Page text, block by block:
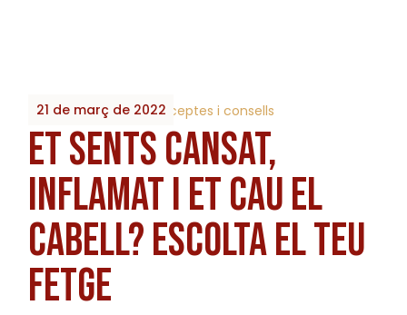
21 de març de 2022
By 2023_Biobrots Receptes i consells
ET SENTS CANSAT,
INFLAMAT I ET CAU EL
CABELL? ESCOLTA EL TEU
FETGE